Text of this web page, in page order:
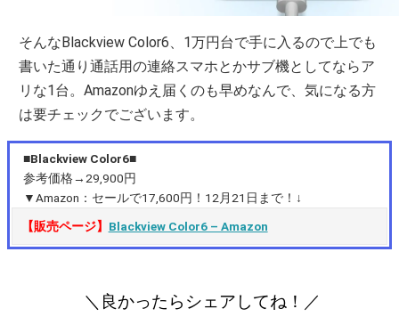
そんなBlackview Color6、1万円台で手に入るので上でも
書いた通り通話用の連絡スマホとかサブ機としてならア
リな1台。Amazonゆえ届くのも早めなんで、気になる方
は要チェックでございます。
■Blackview Color6■
参考価格→29,900円
▼Amazon：セールで17,600円！12月21日まで！↓
【販売ページ】 Blackview Color6 – Amazon
＼良かったらシェアしてね！／